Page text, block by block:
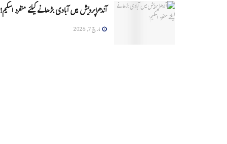
آندھراپردیش میں آبادی بڑھانے کیلئے منفرد اسکیم!
مارچ 7, 2026